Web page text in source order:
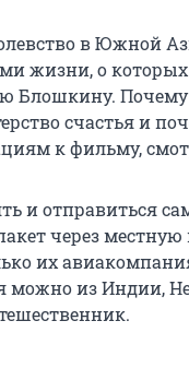
в Южной
жизни, о которых
Блошкину. Почему
счастья и
к фильму,
и отправиться
через
их
можно из Индии,